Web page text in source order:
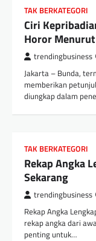
TAK BERKATEGORI
Ciri
Horor
trendingbusiness
Jakarta – Bunda,
memberikan
diungkap dalam
TAK BERKATEGORI
Rekap Angka
Sekarang
trendingbusiness
Rekap Angka
rekap angka dari
penting untuk…